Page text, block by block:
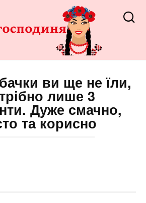
ви ще не їли,
лише 3
Дуже смачно,
та корисно